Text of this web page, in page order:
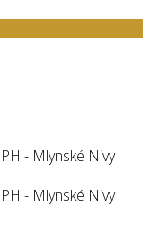
- Mlynské Nivy
- Mlynské Nivy